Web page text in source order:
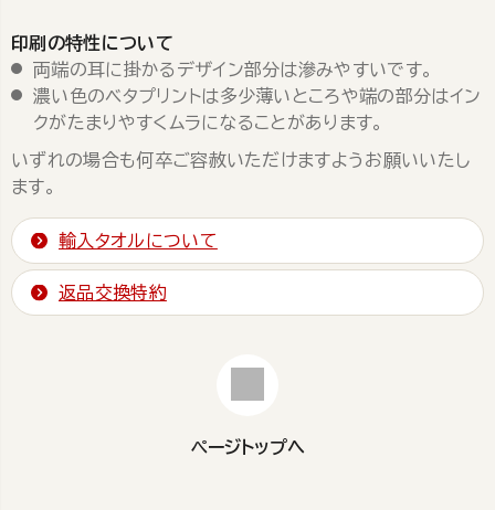
印刷の特性について
両端の耳に掛かるデザイン部分は滲みやすいです。
濃い色のベタプリントは多少薄いところや端の部分はイン
クがたまりやすくムラになることがあります。
いずれの場合も何卒ご容赦いただけますようお願いいたし
ます。
輸入タオルについて
返品交換特約
ページトップへ